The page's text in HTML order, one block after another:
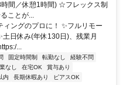
間／休憩1時間) ☆フレックス制
ことが...
ングのプロに！ ✨フルリモー
土日休み(年休130日)、残業月
...
固定時間制 転勤なし
経験不問
なし 在宅OK
賞与あり
内 長期休暇あり
ピアスOK